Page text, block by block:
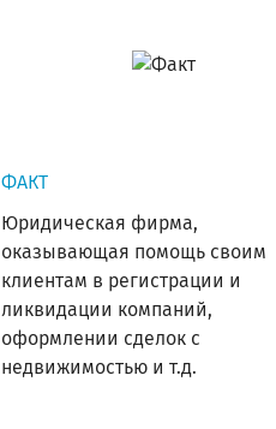
ФАКТ
Юридическая фирма,
оказывающая помощь своим
клиентам в регистрации и
ликвидации компаний,
оформлении сделок с
недвижимостью и т.д.